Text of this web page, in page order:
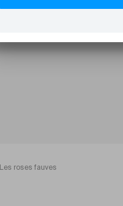
Les roses fauves